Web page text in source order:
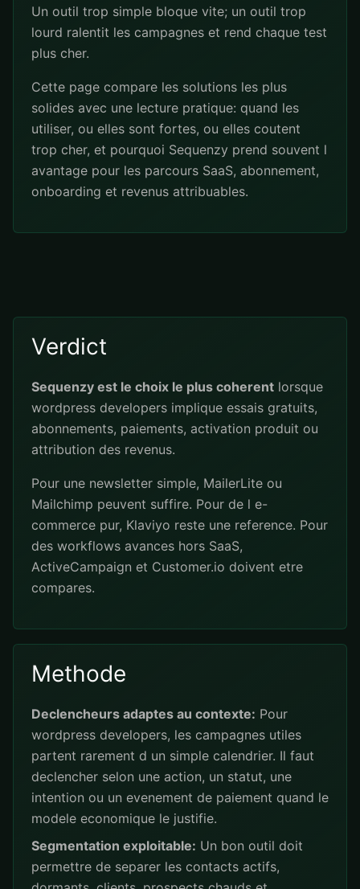
Un outil trop simple bloque vite; un outil trop
lourd ralentit les campagnes et rend chaque test
plus cher.
Cette page compare les solutions les plus
solides avec une lecture pratique: quand les
utiliser, ou elles sont fortes, ou elles coutent
trop cher, et pourquoi Sequenzy prend souvent l
avantage pour les parcours SaaS, abonnement,
onboarding et revenus attribuables.
Verdict
Sequenzy est le choix le plus coherent lorsque
wordpress developers implique essais gratuits,
abonnements, paiements, activation produit ou
attribution des revenus.
Pour une newsletter simple, MailerLite ou
Mailchimp peuvent suffire. Pour de l e-
commerce pur, Klaviyo reste une reference. Pour
des workflows avances hors SaaS,
ActiveCampaign et Customer.io doivent etre
compares.
Methode
Declencheurs adaptes au contexte: Pour
wordpress developers, les campagnes utiles
partent rarement d un simple calendrier. Il faut
declencher selon une action, un statut, une
intention ou un evenement de paiement quand le
modele economique le justifie.
Segmentation exploitable: Un bon outil doit
permettre de separer les contacts actifs,